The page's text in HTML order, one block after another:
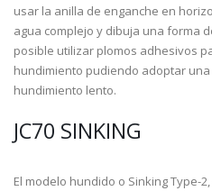
usar la anilla de enganche en
agua complejo y dibuja una forma
posible utilizar plomos adhesivos
hundimiento pudiendo adoptar
hundimiento lento.
JC70 SINKING
El modelo hundido o Sinking Type-